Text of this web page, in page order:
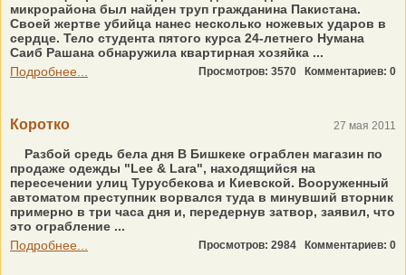
микрорайона был найден труп гражданина Пакистана.
Своей жертве убийца нанес несколько ножевых ударов в
сердце. Тело студента пятого курса 24-летнего Нумана
Саиб Рашана обнаружила квартирная хозяйка ...
Подробнее...
Просмотров: 3570 Комментариев: 0
Коротко 27 мая 2011
Разбой средь бела дня В Бишкеке ограблен магазин по
продаже одежды "Lee & Lara", находящийся на
пересечении улиц Турусбекова и Киевской. Вооруженный
автоматом преступник ворвался туда в минувший вторник
примерно в три часа дня и, передернув затвор, заявил, что
это ограбление ...
Подробнее...
Просмотров: 2984 Комментариев: 0